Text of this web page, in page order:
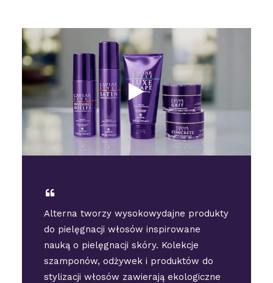
Alterna tworzy wysokowydajne produkty
do pielęgnacji włosów inspirowane
nauką o pielęgnacji skóry. Kolekcje
szamponów, odżywek i produktów do
stylizacji włosów zawierają ekologiczne